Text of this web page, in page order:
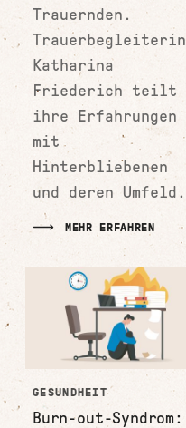
Trauernden.
Trauerbegleiterin
Katharina
Friederich teilt
ihre Erfahrungen
mit
Hinterbliebenen
und deren Umfeld.
MEHR ERFAHREN
GESUNDHEIT
Burn-out-Syndrom: